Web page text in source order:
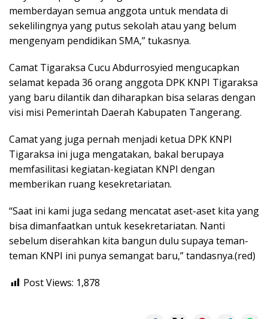
memberdayan semua anggota untuk mendata di
sekelilingnya yang putus sekolah atau yang belum
mengenyam pendidikan SMA,” tukasnya.
Camat Tigaraksa Cucu Abdurrosyied mengucapkan
selamat kepada 36 orang anggota DPK KNPI Tigaraksa
yang baru dilantik dan diharapkan bisa selaras dengan
visi misi Pemerintah Daerah Kabupaten Tangerang.
Camat yang juga pernah menjadi ketua DPK KNPI
Tigaraksa ini juga mengatakan, bakal berupaya
memfasilitasi kegiatan-kegiatan KNPI dengan
memberikan ruang kesekretariatan.
“Saat ini kami juga sedang mencatat aset-aset kita yang
bisa dimanfaatkan untuk kesekretariatan. Nanti
sebelum diserahkan kita bangun dulu supaya teman-
teman KNPI ini punya semangat baru,” tandasnya.(red)
Post Views: 1,878